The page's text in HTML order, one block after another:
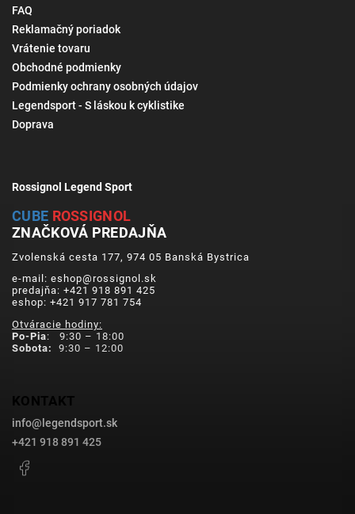
FAQ
Reklamačný poriadok
Vrátenie tovaru
Obchodné podmienky
Podmienky ochrany osobných údajov
Legendsport - S láskou k cyklistike
Doprava
Rossignol Legend Sport
CUBE ROSSIGNOL
ZNAČKOVÁ PREDAJŇA
Zvolenská cesta 177, 974 05 Banská Bystrica
e-mail: eshop@rossignol.sk
predajňa: +421 918 891 425
eshop: +421 917 781 754
Otváracie hodiny:
Po-Pia: 9:30 – 18:00
Sobota:
9:30 – 12:00
KONTAKT
info@ legendsport.sk
+421 918 891 425